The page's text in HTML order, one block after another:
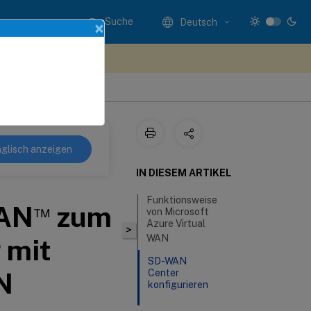
Suche Deutsch
anzeigen
™ zum
mit
>
IN DIESEM ARTIKEL
Funktionsweise
von Microsoft
Azure Virtual
WAN
SD-WAN
Center
konfigurieren
×